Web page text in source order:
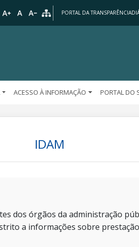
PORTAL DA TRANSPARÊNCIA
ACESSO À INFORMAÇÃO PORTAL DO
IDAM
dos órgãos da administração
a informações sobre prestação